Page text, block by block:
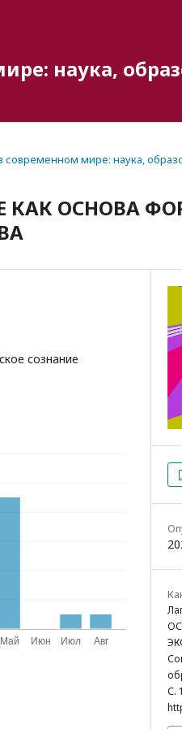
наука,
современном мире: наука,
КАК ОСНОВА
сознание
С.